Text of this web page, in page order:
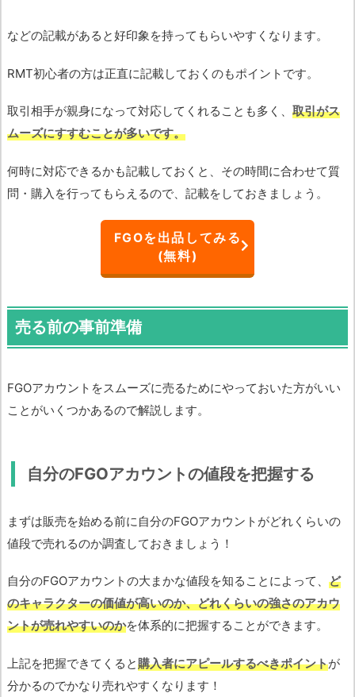
などの記載があると好印象を持ってもらいやすくなります。
RMT初心者の方は正直に記載しておくのもポイントです。
取引相手が親身になって対応してくれることも多く、 取引がス
ムーズにすすむことが多いです。
何時に対応できるかも記載しておくと、その時間に合わせて質
問・購入を行ってもらえるので、記載をしておきましょう。
FGOを出品してみる
(無料)
売る前の事前準備
FGOアカウントをスムーズに売るためにやっておいた方がいい
ことがいくつかあるので解説します。
自分のFGOアカウントの値段を把握する
まずは販売を始める前に自分のFGOアカウントがどれくらいの
値段で売れるのか調査しておきましょう！
自分のFGOアカウントの大まかな値段を知ることによって、 ど
のキャラクターの価値が高いのか、どれくらいの強さのアカウ
ントが売れやすいのかを体系的に把握することができます。
上記を把握できてくると購入者にアピールするべきポイントが
分かるのでかなり売れやすくなります！